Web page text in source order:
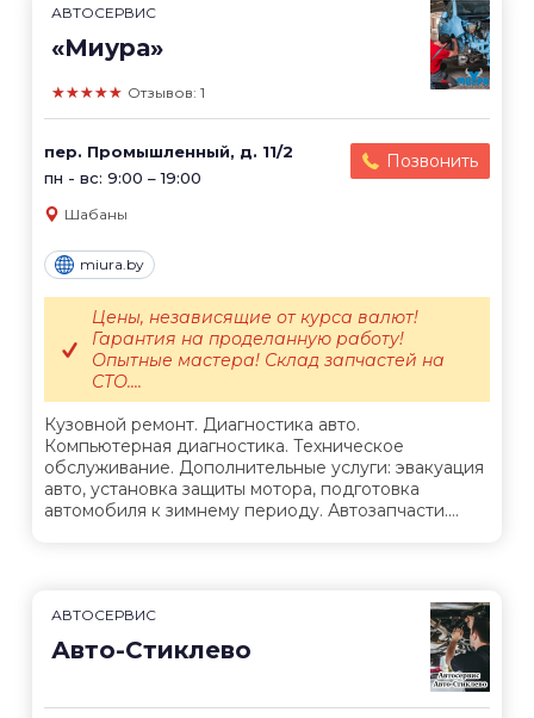
АВТОСЕРВИС
«Миура»
★★★★★ Отзывов: 1
пер. Промышленный, д. 11/2
пн - вс: 9:00 – 19:00
Позвонить
Шабаны
miura.by
Кузовной ремонт. Диагностика авто.
Компьютерная диагностика. Техническое
обслуживание. Дополнительные услуги: эвакуация
авто, установка защиты мотора, подготовка
автомобиля к зимнему периоду. Автозапчасти....
Цены, независящие от курса валют!
Гарантия на проделанную работу!
Опытные мастера! Склад запчастей на
СТО....
АВТОСЕРВИС
Авто-Стиклево